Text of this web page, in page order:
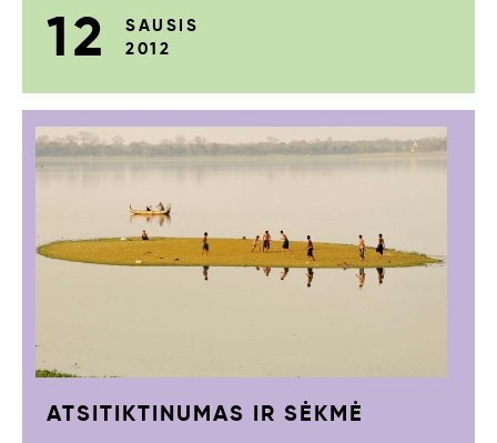
12
SAUSIS
2012
ATSITIKTINUMAS IR SĖKMĖ